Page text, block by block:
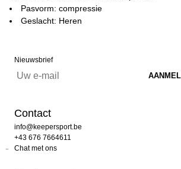
Pasvorm: compressie
Geslacht: Heren
Nieuwsbrief
Contact
info@keepersport.be
+43 676 7664611
Chat met ons